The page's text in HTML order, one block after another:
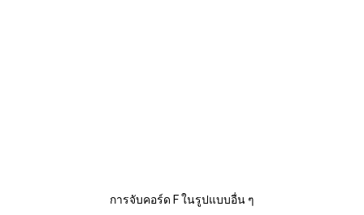
การจับคอร์ด F ในรูปแบบอื่น ๆ